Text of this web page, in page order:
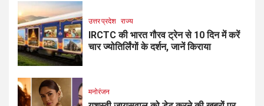
उत्तर प्रदेश राज्य
IRCTC की भारत गौरव ट्रेन से 10 दिन में करें
चार ज्योतिर्लिंगों के दर्शन, जानें किराया
मनोरंजन